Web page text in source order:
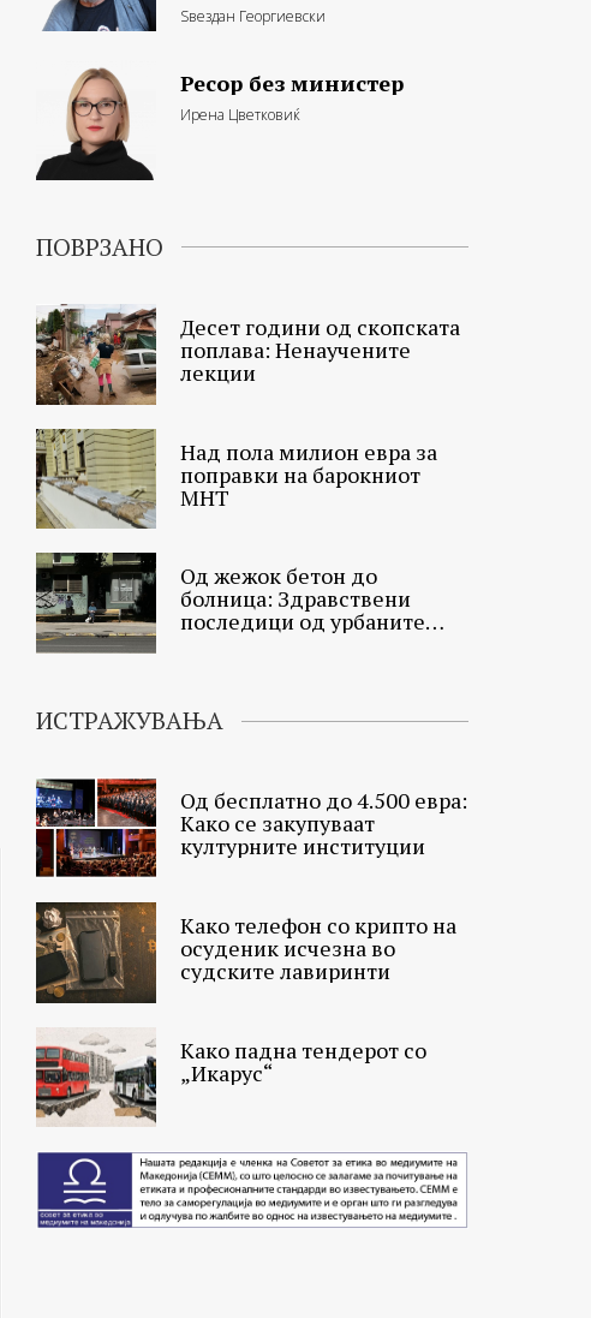
Ѕвездан Георгиевски
Ресор без министер
Ирена Цветковиќ
ПОВРЗАНО
Десет години од скопската
поплава: Ненаучените
лекции
Над пола милион евра за
поправки на барокниот
МНТ
Од жежок бетон до
болница: Здравствени
последици од урбаните
ИСТРАЖУВАЊА
Од бесплатно до 4.500 евра:
Како се закупуваат
културните институции
Како телефон со крипто на
осуденик исчезна во
судските лавиринти
Како падна тендерот со
„Икарус“